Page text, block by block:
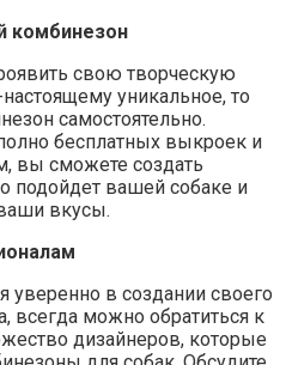
комбинезон
свою творческую
уникальное, то
самостоятельно.
бесплатных выкроек и
вы сможете создать
подойдет вашей собаке и
вкусы.
уверенно в создании своего
всегда можно обратиться к
дизайнеров, которые